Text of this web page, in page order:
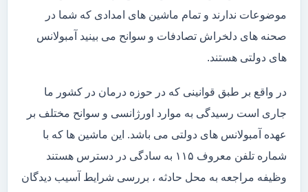
موضوعات ندارند و تمام ماشین های امدادی که شما در
صحنه های دلخراش تصادفات و سوانح می بینید آمبولانس
های دولتی هستند.
در واقع بر طبق قوانینی که در حوزه درمان در کشور ما
جاری است رسیدگی به موارد اورژانسی و سوانح مختلف بر
عهده آمبولانس های دولتی می باشد. این ماشین ها که با
شماره تلفن معروف ۱۱۵ به سادگی در دسترس هستند
وظیفه مراجعه به محل حادثه ، بررسی شرایط آسیب دیدگان